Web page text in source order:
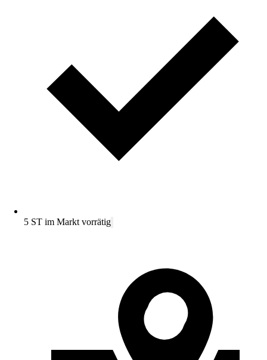
5 ST im Markt vorrätig